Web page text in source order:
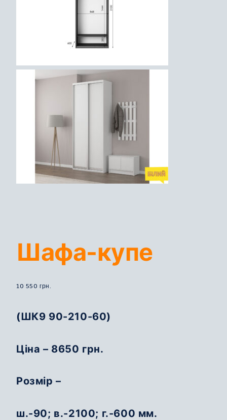
Шафа-купе
10 550 грн.
(ШК9 90-210-60)
Ціна – 8650 грн.
Розмір –
ш.-90; в.-2100; г.-600 мм.